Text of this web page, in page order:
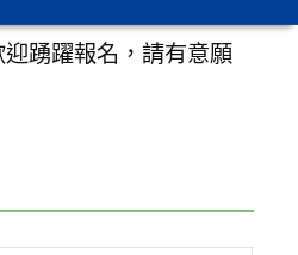
踴躍報名，請有意願